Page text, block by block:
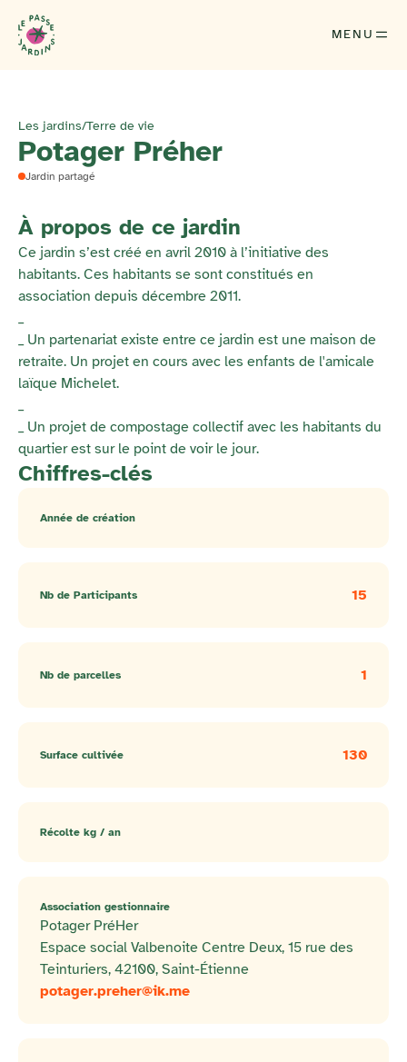
MENU
Les jardins/Terre de vie
Potager Préher
Jardin partagé
À propos de ce jardin
Ce jardin s’est créé en avril 2010 à l’initiative des
habitants. Ces habitants se sont constitués en
association depuis décembre 2011.
_
_ Un partenariat existe entre ce jardin est une maison de
retraite. Un projet en cours avec les enfants de l'amicale
laïque Michelet.
_
_ Un projet de compostage collectif avec les habitants du
quartier est sur le point de voir le jour.
Chiffres-clés
Année de création
Nb de Participants 15
Nb de parcelles 1
Surface cultivée 130
Récolte kg / an
Association gestionnaire
Potager PréHer
Espace social Valbenoite Centre Deux, 15 rue des
Teinturiers, 42100, Saint-Étienne
potager.preher@ik.me